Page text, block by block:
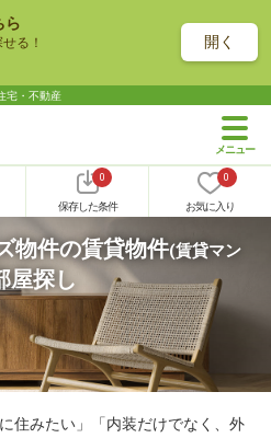
ら
る！ 開く
宅・不動産
0
保存した条件
0
お気に入り
物件の賃貸物件(賃貸マン
屋探し
住みたい」「内装だけでなく、外